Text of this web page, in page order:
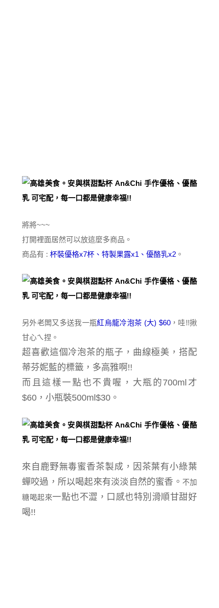
將將~~~
打開裡面居然可以放這麼多商品。
商品有 : 杯裝優格x7杯、特製果露x1、優酪乳x2 。
另外老闆又多送我一瓶紅烏龍冷泡茶 (大) $60，哇!!揪
甘心ㄟ捏。
超喜歡這個冷泡茶的瓶子，曲線極美，搭配
蒂芬妮藍的標籤，多高雅啊!!
而且這樣一點也不貴喔，大瓶的700ml才
$60，小瓶裝500ml$30。
來自鹿野無毒蜜香茶製成，因茶葉有小綠葉
蟬咬過，所以喝起來有淡淡自然的蜜香。 不加
糖喝起來一點也不澀，口感也特別滑順甘甜好
喝!!